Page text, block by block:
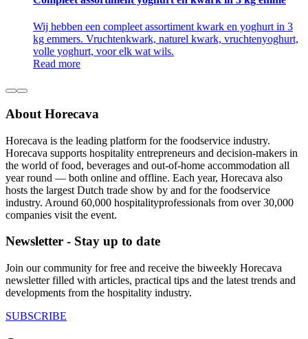
Wij hebben een compleet assortiment kwark en yoghurt in 3
kg emmers. Vruchtenkwark, naturel kwark, vruchtenyoghurt,
volle yoghurt, voor elk wat wils.
Read more
About Horecava
Horecava is the leading platform for the foodservice industry.
Horecava supports hospitality entrepreneurs and decision-makers in
the world of food, beverages and out-of-home accommodation all
year round — both online and offline. Each year, Horecava also
hosts the largest Dutch trade show by and for the foodservice
industry. Around 60,000 hospitalityprofessionals from over 30,000
companies visit the event.
Newsletter - Stay up to date
Join our community for free and receive the biweekly Horecava
newsletter filled with articles, practical tips and the latest trends and
developments from the hospitality industry.
SUBSCRIBE